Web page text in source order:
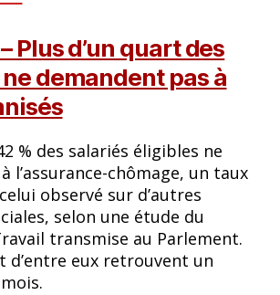
Plus d’un quart des
demandent pas à
% des salariés éligibles ne
l’assurance-chômage, un taux
observé sur d’autres
selon une étude du
transmise au Parlement.
d’entre eux retrouvent un